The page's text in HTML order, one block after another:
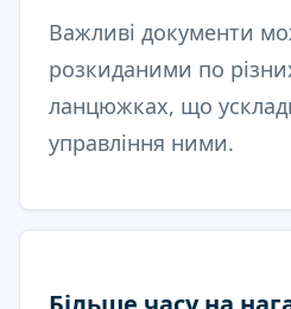
Важливі документи
розкиданими по
ланцюжках, що
управління ними.